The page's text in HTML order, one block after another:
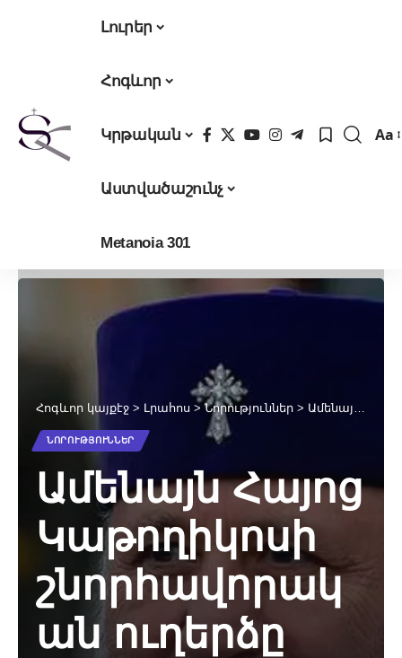
Լուրեր
Հոգևոր
Կրթական
Աստվածաշունչ
Metanoia 301
Aa
Հոգևոր կայքէջ > Լրահոս >Նորություններ > Ամենայն Հայոց Կաթողիկոսի շնորհավորական ուղերձը Հաղթանակի և խաղաղության տոնի, Շուշիի ազատագրության և Արցախի ՊԲ հիմնադրման օրերի առիթով
ՆՈՐՈՒԹՅՈՒՆՆԵՐ
Ամենայն Հայոց
Կաթողիկոսի
շնորհավորակ
ան ուղերձը